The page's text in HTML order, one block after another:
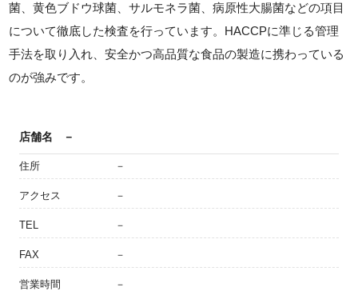
菌、黄色ブドウ球菌、サルモネラ菌、病原性大腸菌などの項目
について徹底した検査を行っています。HACCPに準じる管理
手法を取り入れ、安全かつ高品質な食品の製造に携わっている
のが強みです。
店舗名 －
住所 －
アクセス －
TEL －
FAX －
営業時間 －